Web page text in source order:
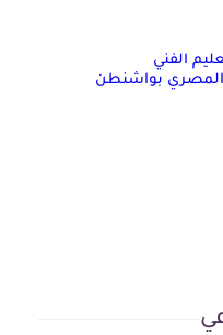
الفني
المصري بواشنطن